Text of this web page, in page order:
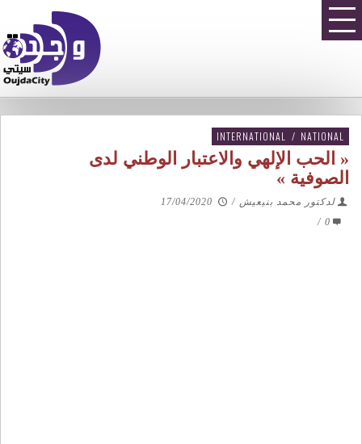
INTERNATIONAL / NATIONAL
« الحب الإلهي والاعتبار الوطني لدى
الصوفية »
لدكتور محمد بنيعيش /
17/04/2020
0
/